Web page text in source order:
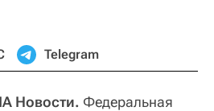
Telegram
Новости. Федеральная